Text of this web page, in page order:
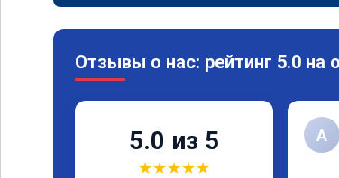
Отзывы о нас: рейтинг 5.0 на
5.0 из 5
★★★★★
А